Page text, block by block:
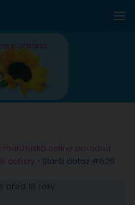
poradna
manželská online poradna
dotazy › Starší dotaz #626
před 18 roky